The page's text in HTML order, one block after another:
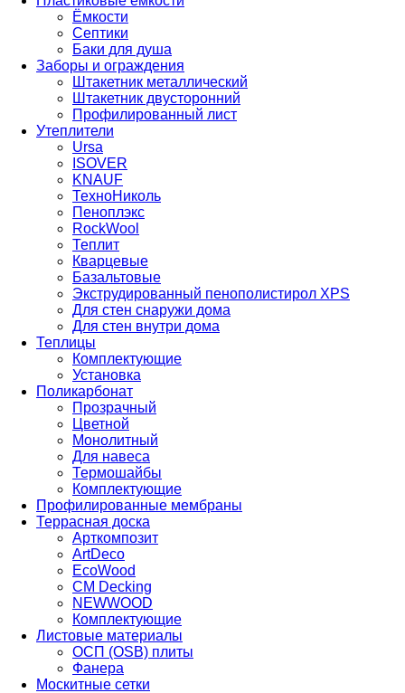
Ёмкости
Септики
Баки для душа
Заборы и ограждения
Штакетник металлический
Штакетник двусторонний
Профилированный лист
Утеплители
Ursa
ISOVER
KNAUF
ТехноНиколь
Пеноплэкс
RockWool
Теплит
Кварцевые
Базальтовые
Экструдированный пенополистирол XPS
Для стен снаружи дома
Для стен внутри дома
Теплицы
Комплектующие
Установка
Поликарбонат
Прозрачный
Цветной
Монолитный
Для навеса
Термошайбы
Комплектующие
Профилированные мембраны
Террасная доска
Арткомпозит
ArtDeco
EcoWood
CM Decking
NEWWOOD
Комплектующие
Листовые материалы
ОСП (OSB) плиты
Фанера
Москитные сетки